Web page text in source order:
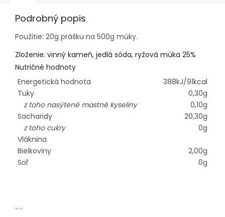
Podrobný popis
Použitie: 20g prášku na 500g múky.
Zloženie: vinný kameň, jedlá sóda, ryžová múka 25%
Nutričné hodnoty
Energetická hodnota
388kJ/91kcal
Tuky
0,30g
z toho nasýtené mastné kyseliny
0,10g
Sacharidy
20,30g
z toho cukry
0g
Vláknina
Bielkoviny
2,00g
Soľ
0g
```